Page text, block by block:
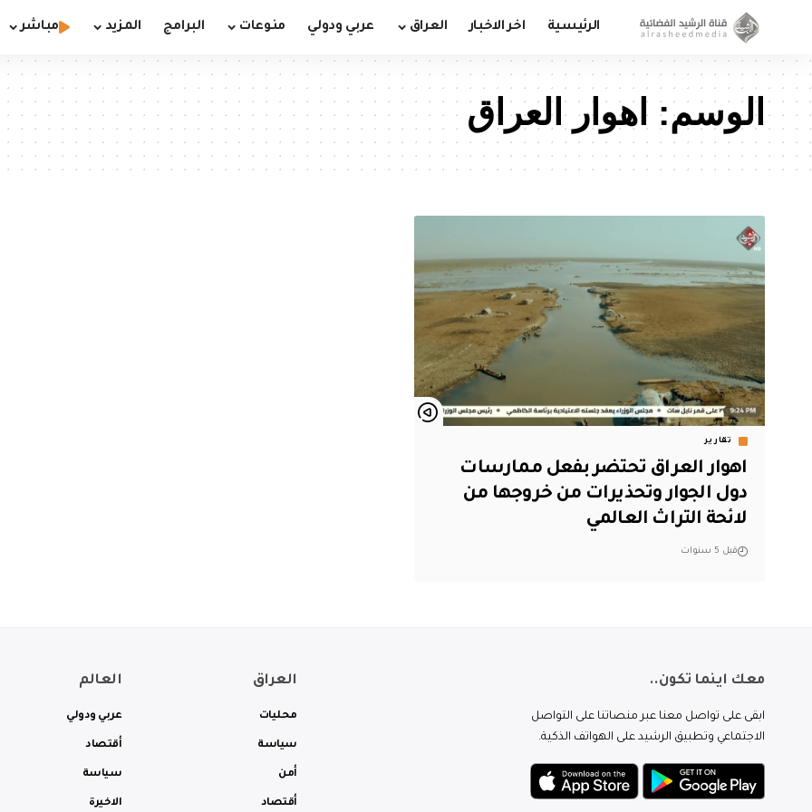
الرئيسية اخر الاخبار العراق عربي ودولي منوعات البرامج المزيد مباشر
الوسم: اهوار العراق
تقارير
اهوار العراق تحتضر بفعل ممارسات
دول الجوار وتحذيرات من خروجها من
لائحة التراث العالمي
قبل 5 سنوات
معك اينما تكون..
ابقى على تواصل معنا عبر منصاتنا على التواصل
الاجتماعي وتطبيق الرشيد على الهواتف الذكية.
العراق
محليات
سياسة
أمن
أقتصاد
العالم
عربي ودولي
أقتصاد
سياسة
الاخيرة